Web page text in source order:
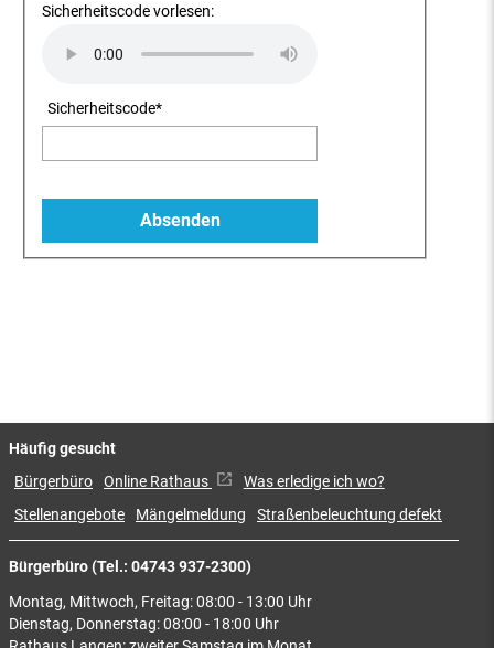
Sicherheitscode vorlesen:
Sicherheitscode*
Bürgerbüro (Tel.: 04743 937-2300)
Montag, Mittwoch, Freitag: 08:00 - 13:00 Uhr
Dienstag, Donnerstag: 08:00 - 18:00 Uhr
Häufig gesucht
Bürgerbüro Online Rathaus
Was erledige ich wo?
Stellenangebote
Mängelmeldung Straßenbeleuchtung defekt